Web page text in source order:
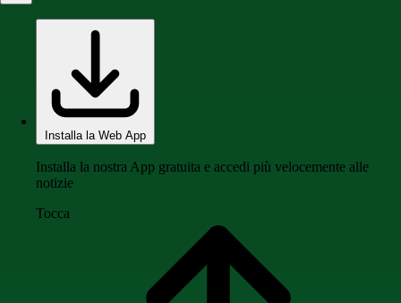
Installa la Web App
Installa la nostra App gratuita e accedi più velocemente alle
notizie
Tocca